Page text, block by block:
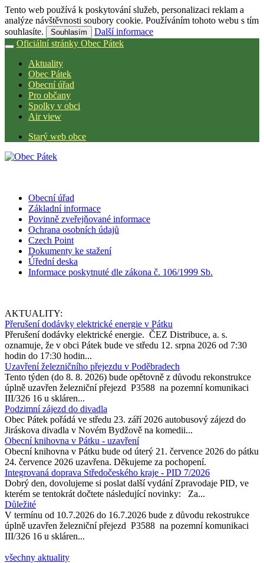
Tento web používá k poskytování služeb, personalizaci reklam a
analýze návštěvnosti soubory cookie. Používáním tohoto webu s tím
souhlasíte.
Souhlasím
Další informace
Oficiální stránky Obec Pátek
Aktuality
Obec Pátek
Obecní úřad
Pro občany
Spolky v obci
Air view
Starý web obce
Obecní úřad
Základní informace
Povinně zveřejňované informace
Ochrana osobních údajů
Czech Point
Dokumenty ke stažení
Úřední deska
Informace poskytnuté dle zákona č. 106/1999 Sb.
AKTUALITY:
Přerušení dodávky elektrické energie v Pátku
Přerušení dodávky elektrické energie. ČEZ Distribuce, a. s.
oznamuje, že v obci Pátek bude ve středu 12. srpna 2026 od 7:30
hodin do 17:30 hodin...
Uzavření železničního přejezdu v Poděbradech
Tento týden (do 8. 8. 2026) bude opětovně z důvodu rekonstrukce
úplně uzavřen železniční přejezd P3588 na pozemní komunikaci
III/326 16 u skláren...
Podzimní zájezd do divadla
Obec Pátek pořádá ve středu 23. září 2026 autobusový zájezd do
Jiráskova divadla v Novém Bydžově na komedii...
Obecní knihovna v Pátku - uzavření
Obecní knihovna v Pátku bude od úterý 21. července 2026 do pátku
24. července 2026 uzavřena. Děkujeme za pochopení.
Integrovaná doprava Středočeského kraje - PID 7/2026
Dobrý den, dovolujeme si poslat další vydání Zpravodaje PID, ve
kterém se tentokrát dočtete následující novinky: Za...
Důležité
V termínu od 10.7.2026 do 16.7.2026 bude z důvodu rekostrukce
úplně uzavřen železniční přejezd P3588 na pozemní komunikaci
III/326 16 u skláren...
všechny aktuality